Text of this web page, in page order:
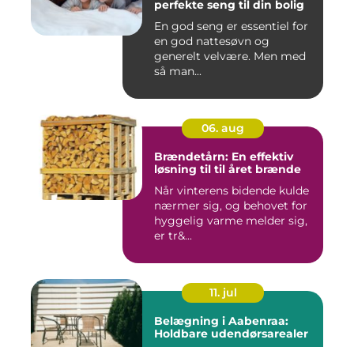
perfekte seng til din bolig
En god seng er essentiel for
en god nattesøvn og
generelt velvære. Men med
så man...
06. aug
Brændetårn: En effektiv
løsning til til året brænde
Når vinterens bidende kulde
nærmer sig, og behovet for
hyggelig varme melder sig,
er tr&...
11. jul
Belægning i Aabenraa:
Holdbare udendørsarealer